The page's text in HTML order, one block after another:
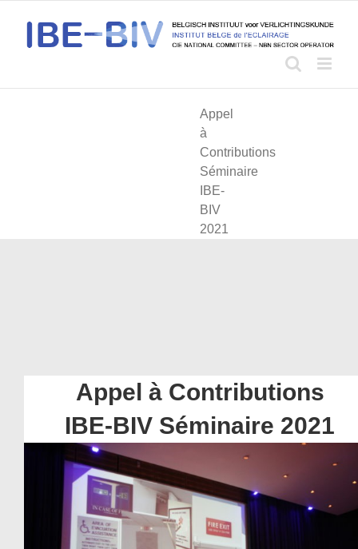
Appel
à
Contributions
Séminaire
IBE-
BIV
2021
Appel à Contributions
IBE-BIV Séminaire 2021